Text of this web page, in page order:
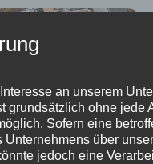
an unserem
grundsätzlich ohne jede
Sofern eine
über
jedoch eine